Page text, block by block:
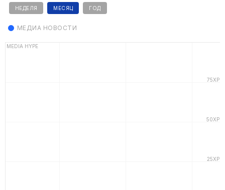
НЕДЕЛЯ МЕСЯЦ ГОД
МЕДИА НОВОСТИ